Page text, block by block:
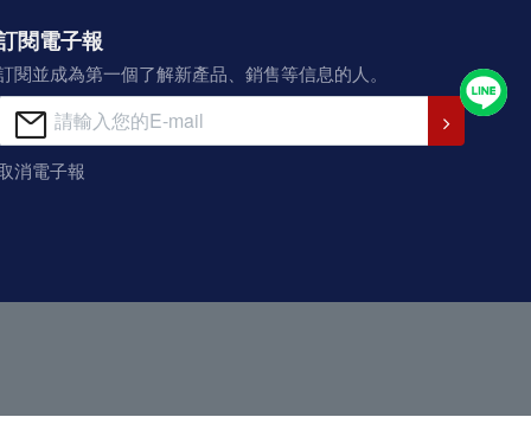
閱電子報
閱並成為第一個了解新產品、銷售等信息的人。
消電子報